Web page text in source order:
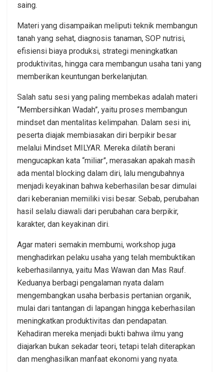
saing.
Materi yang disampaikan meliputi teknik membangun
tanah yang sehat, diagnosis tanaman, SOP nutrisi,
efisiensi biaya produksi, strategi meningkatkan
produktivitas, hingga cara membangun usaha tani yang
memberikan keuntungan berkelanjutan.
Salah satu sesi yang paling membekas adalah materi
“Membersihkan Wadah”, yaitu proses membangun
mindset dan mentalitas kelimpahan. Dalam sesi ini,
peserta diajak membiasakan diri berpikir besar
melalui Mindset MILYAR. Mereka dilatih berani
mengucapkan kata “miliar”, merasakan apakah masih
ada mental blocking dalam diri, lalu mengubahnya
menjadi keyakinan bahwa keberhasilan besar dimulai
dari keberanian memiliki visi besar. Sebab, perubahan
hasil selalu diawali dari perubahan cara berpikir,
karakter, dan keyakinan diri.
Agar materi semakin membumi, workshop juga
menghadirkan pelaku usaha yang telah membuktikan
keberhasilannya, yaitu Mas Wawan dan Mas Rauf.
Keduanya berbagi pengalaman nyata dalam
mengembangkan usaha berbasis pertanian organik,
mulai dari tantangan di lapangan hingga keberhasilan
meningkatkan produktivitas dan pendapatan.
Kehadiran mereka menjadi bukti bahwa ilmu yang
diajarkan bukan sekadar teori, tetapi telah diterapkan
dan menghasilkan manfaat ekonomi yang nyata.